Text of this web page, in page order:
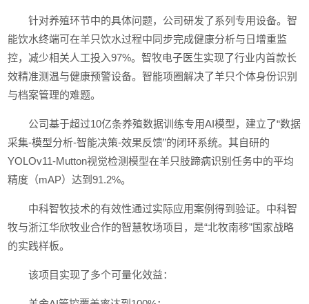
针对养殖环节中的具体问题，公司研发了系列专用设备。智
能饮水终端可在羊只饮水过程中同步完成健康分析与日增重监
控，减少相关人工投入97%。智牧电子医生实现了行业内首款长
效精准测温与健康预警设备。智能项圈解决了羊只个体身份识别
与档案管理的难题。
公司基于超过10亿条养殖数据训练专用AI模型，建立了“数据
采集-模型分析-智能决策-效果反馈”的闭环系统。其自研的
YOLOv11-Mutton视觉检测模型在羊只肢蹄病识别任务中的平均
精度（mAP）达到91.2%。
中科智牧技术的有效性通过实际应用案例得到验证。中科智
牧与浙江华欣牧业合作的智慧牧场项目，是“北牧南移”国家战略
的实践样板。
该项目实现了多个可量化效益：